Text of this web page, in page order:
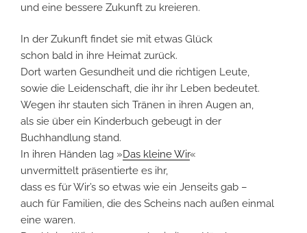
und eine bessere Zukunft zu kreieren.
In der Zukunft findet sie mit etwas Glück
schon bald in ihre Heimat zurück.
Dort warten Gesundheit und die richtigen Leute,
sowie die Leidenschaft, die ihr ihr Leben bedeutet.
Wegen ihr stauten sich Tränen in ihren Augen an,
als sie über ein Kinderbuch gebeugt in der
Buchhandlung stand.
In ihren Händen lag »Das kleine Wir«
unvermittelt präsentierte es ihr,
dass es für Wir’s so etwas wie ein Jenseits gab –
auch für Familien, die des Scheins nach außen einmal
eine waren.